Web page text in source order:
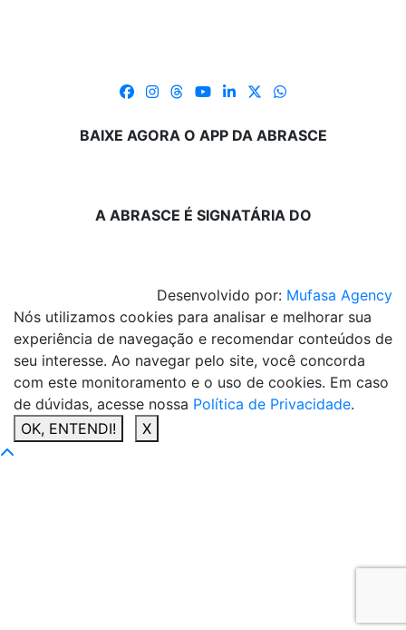
BAIXE AGORA O APP DA ABRASCE
A ABRASCE É SIGNATÁRIA DO
Desenvolvido por: Mufasa Agency
Nós utilizamos cookies para analisar e melhorar sua
experiência de navegação e recomendar conteúdos de
seu interesse. Ao navegar pelo site, você concorda
com este monitoramento e o uso de cookies. Em caso
de dúvidas, acesse nossa Política de Privacidade.
OK, ENTENDI!
X